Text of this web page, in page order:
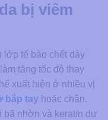
bị viêm
lớp tế bào chết dày
tăng tốc độ thay
xuất hiện ở nhiều vị
bắp tay hoặc chân.
bã nhờn và keratin dư